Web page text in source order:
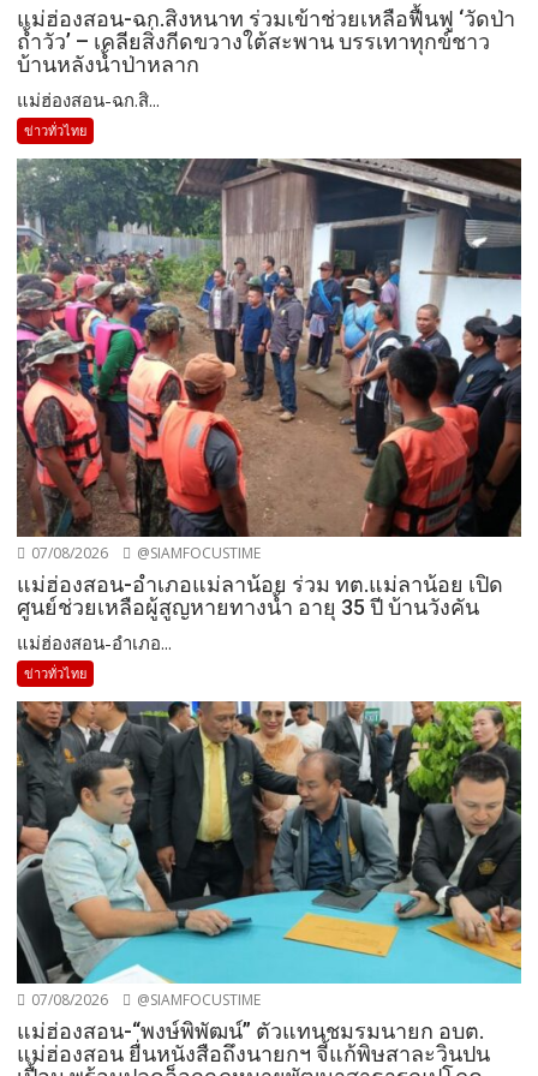
แม่ฮ่องสอน-ฉก.สิงหนาท ร่วมเข้าช่วยเหลือฟื้นฟู ‘วัดป่า
ถ้ำวัว’ – เคลียสิ่งกีดขวางใต้สะพาน บรรเทาทุกข์ชาว
บ้านหลังน้ำป่าหลาก
แม่ฮ่องสอน-ฉก.สิ...
ข่าวทั่วไทย
07/08/2026 @SIAMFOCUSTIME
แม่ฮ่องสอน-อำเภอแม่ลาน้อย ร่วม ทต.แม่ลาน้อย เปิด
ศูนย์ช่วยเหลือผู้สูญหายทางน้ำ อายุ 35 ปี บ้านวังคัน
แม่ฮ่องสอน-อำเภอ...
ข่าวทั่วไทย
07/08/2026 @SIAMFOCUSTIME
แม่ฮ่องสอน-“พงษ์พิพัฒน์” ตัวแทนชมรมนายก อบต.
แม่ฮ่องสอน ยื่นหนังสือถึงนายกฯ จี้แก้พิษสาละวินปน